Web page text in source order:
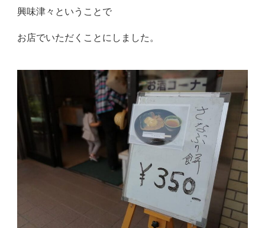
興味津々ということで
お店でいただくことにしました。